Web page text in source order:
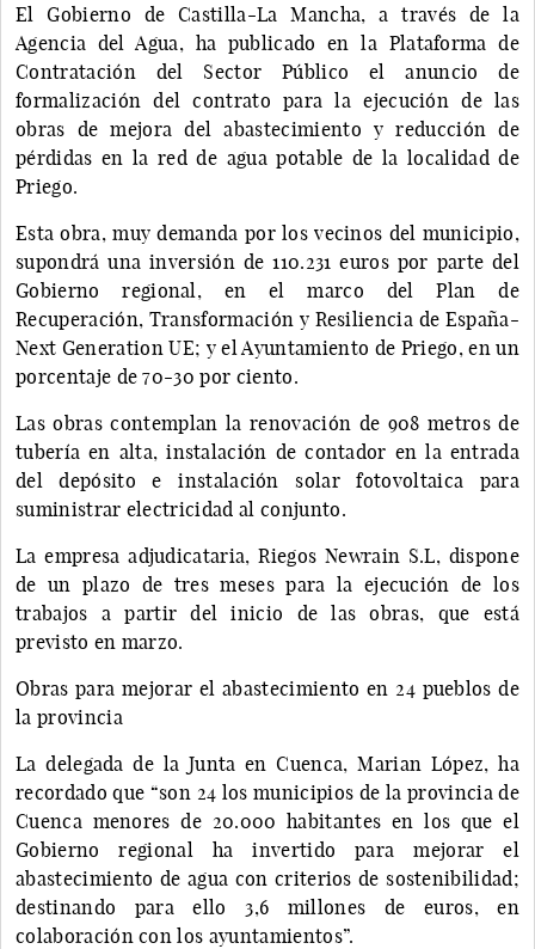
El Gobierno de Castilla-La Mancha, a través de la
Agencia del Agua, ha publicado en la Plataforma de
Contratación del Sector Público el anuncio de
formalización del contrato para la ejecución de las
obras de mejora del abastecimiento y reducción de
pérdidas en la red de agua potable de la localidad de
Priego.
Esta obra, muy demanda por los vecinos del municipio,
supondrá una inversión de 110.231 euros por parte del
Gobierno regional, en el marco del Plan de
Recuperación, Transformación y Resiliencia de España-
Next Generation UE; y el Ayuntamiento de Priego, en un
porcentaje de 70-30 por ciento.
Las obras contemplan la renovación de 908 metros de
tubería en alta, instalación de contador en la entrada
del depósito e instalación solar fotovoltaica para
suministrar electricidad al conjunto.
La empresa adjudicataria, Riegos Newrain S.L, dispone
de un plazo de tres meses para la ejecución de los
trabajos a partir del inicio de las obras, que está
previsto en marzo.
Obras para mejorar el abastecimiento en 24 pueblos de
la provincia
La delegada de la Junta en Cuenca, Marian López, ha
recordado que “son 24 los municipios de la provincia de
Cuenca menores de 20.000 habitantes en los que el
Gobierno regional ha invertido para mejorar el
abastecimiento de agua con criterios de sostenibilidad;
destinando para ello 3,6 millones de euros, en
colaboración con los ayuntamientos”.